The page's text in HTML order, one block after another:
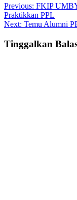
Post
navigation
Previous: FKIP UMBY
Praktikkan PPL
Next: Temu Alumni
Tinggalkan